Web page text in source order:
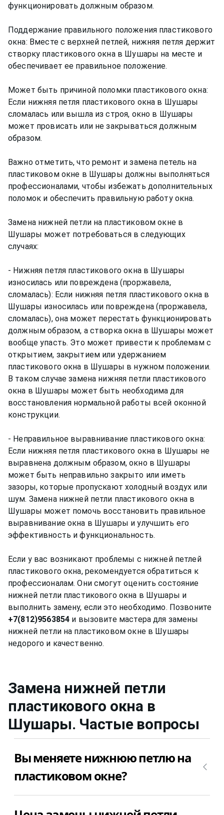
функционировать должным образом.
Поддержание правильного положения пластикового
окна: Вместе с верхней петлей, нижняя петля держит
створку пластикового окна в Шушары на месте и
обеспечивает ее правильное положение.
Может быть причиной поломки пластикового окна:
Если нижняя петля пластикового окна в Шушары
сломалась или вышла из строя, окно в Шушары
может провисать или не закрываться должным
образом.
Важно отметить, что ремонт и замена петель на
пластиковом окне в Шушары должны выполняться
профессионалами, чтобы избежать дополнительных
поломок и обеспечить правильную работу окна.
Замена нижней петли на пластиковом окне в
Шушары может потребоваться в следующих
случаях:
- Нижняя петля пластикового окна в Шушары
износилась или повреждена (проржавела,
сломалась): Если нижняя петля пластикового окна в
Шушары износилась или повреждена (проржавела,
сломалась), она может перестать функционировать
должным образом, а створка окна в Шушары может
вообще упасть. Это может привести к проблемам с
открытием, закрытием или удержанием
пластикового окна в Шушары в нужном положении.
В таком случае замена нижняя петли пластикового
окна в Шушары может быть необходима для
восстановления нормальной работы всей оконной
конструкции.
- Неправильное выравнивание пластикового окна:
Если нижняя петля пластикового окна в Шушары не
выравнена должным образом, окно в Шушары
может быть неправильно закрыто или иметь
зазоры, которые пропускают холодный воздух или
шум. Замена нижней петли пластикового окна в
Шушары может помочь восстановить правильное
выравнивание окна в Шушары и улучшить его
эффективность и функциональность.
Если у вас возникают проблемы с нижней петлей
пластикового окна, рекомендуется обратиться к
профессионалам. Они смогут оценить состояние
нижней петли пластикового окна в Шушары и
выполнить замену, если это необходимо. Позвоните
+7(812)9563854 и вызовите мастера для замены
нижней петли на пластиковом окне в Шушары
Замена нижней петли
пластикового окна в
Шушары. Частые вопросы
Вы меняете нижнюю петлю на
пластиковом окне?
пластиковом окне. Позвоните +7(812)9563854 и